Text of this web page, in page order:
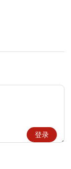
登录